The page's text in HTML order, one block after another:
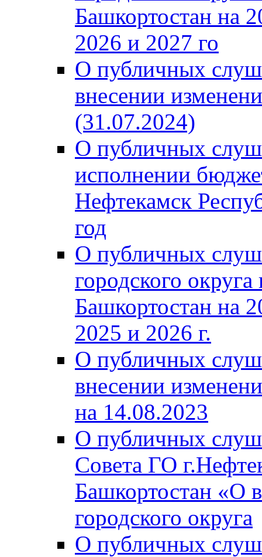
Башкортостан на
2026 и 2027 го
О публичных
внесении
(31.07.2024)
О публичных
исполнении
Нефтекамск
год
О публичных
городского
Башкортостан на
2025 и 2026 г.
О публичных
внесении
на 14.08.2023
О публичных
Совета ГО
Башкортостан «О
городского округа
О публичных